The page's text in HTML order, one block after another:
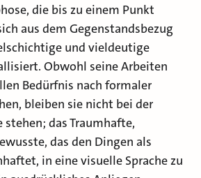
die bis zu einem Punkt
aus dem Gegenstandsbezug
und vieldeutige
Obwohl seine Arbeiten
Bedürfnis nach formaler
bleiben sie nicht bei der
das Traumhafte,
das den Dingen als
in eine visuelle Sprache zu